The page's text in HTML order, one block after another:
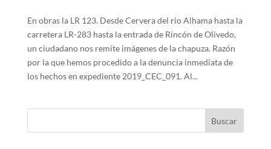
En obras la LR 123. Desde Cervera del rio Alhama hasta la
carretera LR-283 hasta la entrada de Rincón de Olivedo,
un ciudadano nos remite imágenes de la chapuza. Razón
por la que hemos procedido a la denuncia inmediata de
los hechos en expediente 2019_CEC_091. Al...